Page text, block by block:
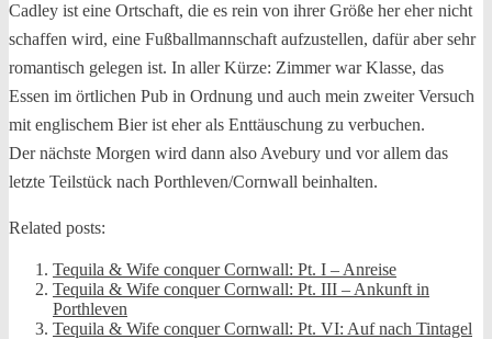
Cadley ist eine Ortschaft, die es rein von ihrer Größe her eher nicht
schaffen wird, eine Fußballmannschaft aufzustellen, dafür aber sehr
romantisch gelegen ist. In aller Kürze: Zimmer war Klasse, das
Essen im örtlichen Pub in Ordnung und auch mein zweiter Versuch
mit englischem Bier ist eher als Enttäuschung zu verbuchen.
Der nächste Morgen wird dann also Avebury und vor allem das
letzte Teilstück nach Porthleven/Cornwall beinhalten.
Related posts:
Tequila & Wife conquer Cornwall: Pt. I – Anreise
Tequila & Wife conquer Cornwall: Pt. III – Ankunft in
Porthleven
Tequila & Wife conquer Cornwall: Pt. VI: Auf nach Tintagel